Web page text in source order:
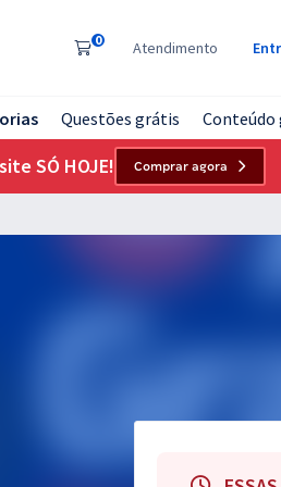
0 Atendimento
Questões grátis
SÓ HOJE! Comprar agora